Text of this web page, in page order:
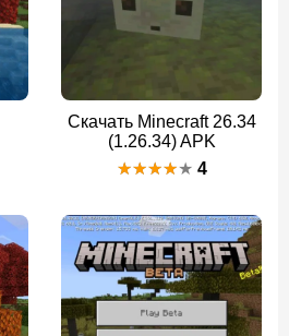
Скачать Minecraft 26.34
(1.26.34) APK
4